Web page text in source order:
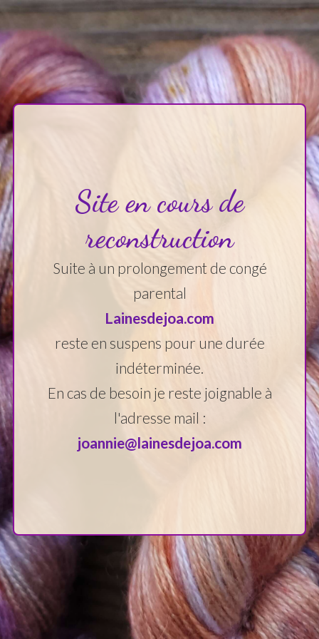
Site en cours de
reconstruction
Suite à un prolongement de congé
parental
Lainesdejoa.com
reste en suspens pour une durée
indéterminée.
En cas de besoin je reste joignable à
l'adresse mail :
joannie@lainesdejoa.com